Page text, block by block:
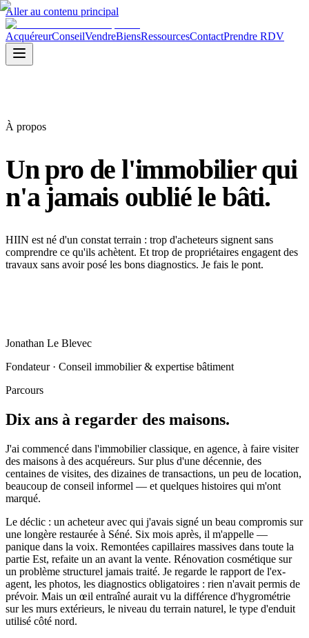
Aller au contenu principal
AcquéreurConseilVendreBiensRessourcesContactPrendre RDV
À propos
Un pro de l'immobilierqui
n'a jamais oublié le bâti.
HIIN est né d'un constat terrain : trop d'acheteurs signent sans
comprendre ce qu'ils achètent. Et trop de propriétaires engagent des
travaux sans avoir posé les bons diagnostics. Je fais le pont.
Jonathan Le Blevec
Fondateur · Conseil immobilier & expertise bâtiment
Parcours
Dix ans à regarder des maisons.
J'ai commencé dans l'immobilier classique, en agence, à faire visiter
des maisons à des acquéreurs. Sur plus d'une décennie, des
centaines de visites, des dizaines de transactions, un peu de location,
beaucoup de conseil informel — et quelques histoires qui m'ont
marqué.
Le déclic : un acheteur avec qui j'avais signé un beau compromis sur
une longère restaurée à Séné. Six mois après, il m'appelle —
panique dans la voix. Remontées capillaires massives dans toute la
partie Est, refaite un an avant la vente. Rénovation cosmétique sur
un problème structurel jamais traité. Je regarde le rapport de l'ex-
agent, les photos, les diagnostics obligatoires : rien n'avait permis de
prévoir. Mais un œil entraîné aurait vu la différence d'hygrométrie
sur les murs extérieurs, le niveau du terrain naturel, le type d'enduit
utilisé côté nord.